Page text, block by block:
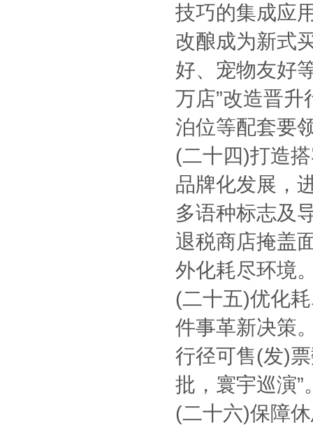
技巧的集成应
改酿成为新式
好、宠物友好
万店”改造晋
泊位等配套要
(二十四)打造
品牌化发展，
多语种标志及
退税商店掩盖
外化耗尽环境
(二十五)优化
件事革新决策
行径可售(发)
批，寰宇巡演
(二十六)保障